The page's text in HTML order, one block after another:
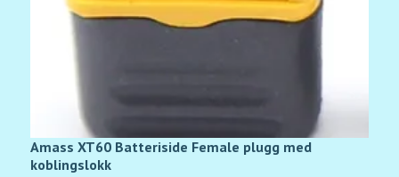
Amass XT60 Batteriside Female plugg med
koblingslokk